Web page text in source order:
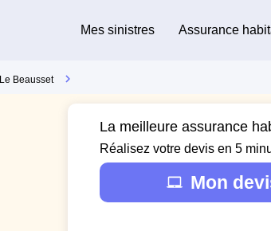
Mes sinistres Assurance
Le Beausset
La meilleure assurance
Réalisez votre devis en 5
Mon